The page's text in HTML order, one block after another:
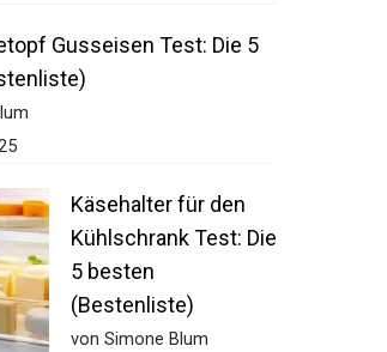
Gusseisen Test: Die 5
Käsehalter für den
Kühlschrank Test: Die
5 besten
(Bestenliste)
von Simone Blum